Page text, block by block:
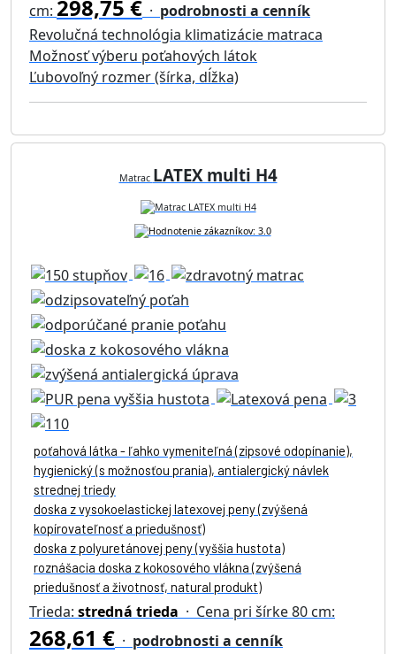
cm: 298,75 € · podrobnosti a cenník
Revolučná technológia klimatizácie matraca
Možnosť výberu poťahových látok
Ľubovoľný rozmer (šírka, dĺžka)
Matrac LATEX multi H4
poťahová látka - ľahko vymeniteľná (zipsové odopínanie),
hygienický (s možnosťou prania), antialergický návlek
strednej triedy
doska z vysokoelastickej latexovej peny (zvýšená
kopírovateľnosť a priedušnosť)
doska z polyuretánovej peny (vyššia hustota)
roznášacia doska z kokosového vlákna (zvýšená
priedušnosť a životnosť, natural produkt)
Trieda: stredná trieda · Cena pri šírke 80 cm:
268,61 € · podrobnosti a cenník